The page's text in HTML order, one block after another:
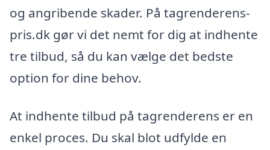
og angribende skader. På tagrenderens-
pris.dk gør vi det nemt for dig at indhente
tre tilbud, så du kan vælge det bedste
option for dine behov.
At indhente tilbud på tagrenderens er en
enkel proces. Du skal blot udfylde en